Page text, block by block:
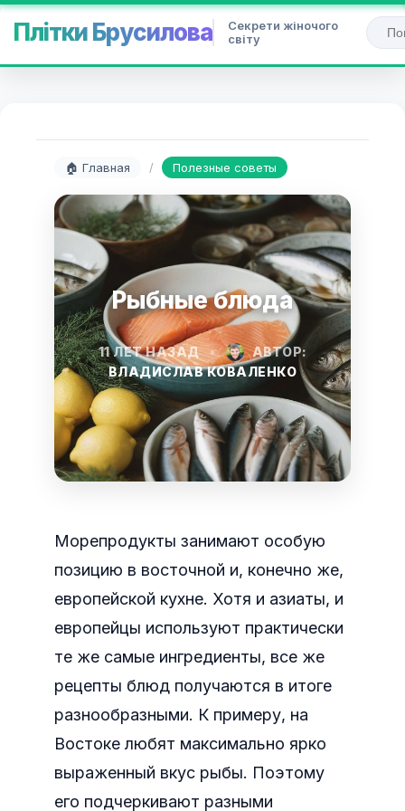
Плітки Брусилова
Секрети жіночого
світу
🏠 Главная / Полезные советы
Рыбные блюда
11 ЛЕТ НАЗАД •
АВТОР:
ВЛАДИСЛАВ КОВАЛЕНКО
Морепродукты занимают особую
позицию в восточной и, конечно же,
европейской кухне. Хотя и азиаты, и
европейцы используют практически
те же самые ингредиенты, все же
рецепты блюд получаются в итоге
разнообразными. К примеру, на
Востоке любят максимально ярко
выраженный вкус рыбы. Поэтому
его подчеркивают разными